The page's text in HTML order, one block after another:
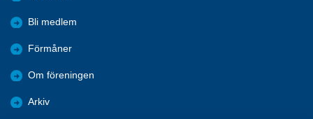
Bli medlem
Förmåner
Om föreningen
Arkiv